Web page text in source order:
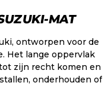
MAT
ontworpen voor de
Het lange oppervlak
zijn recht komen en
onderhouden of